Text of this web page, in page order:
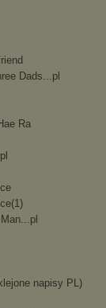
Dads...pl
Ra
napisy PL)